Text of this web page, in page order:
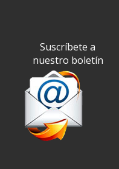
Suscríbete a
nuestro boletín